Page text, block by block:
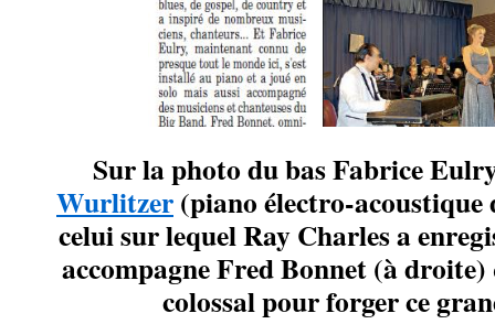
Sur la photo du bas Fabrice
Wurlitzer(piano électro-acoustique
celui sur lequel Ray Charles a
accompagne Fred Bonnet (à
colossal pour forger ce